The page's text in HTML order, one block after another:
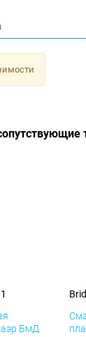
аэр БмД